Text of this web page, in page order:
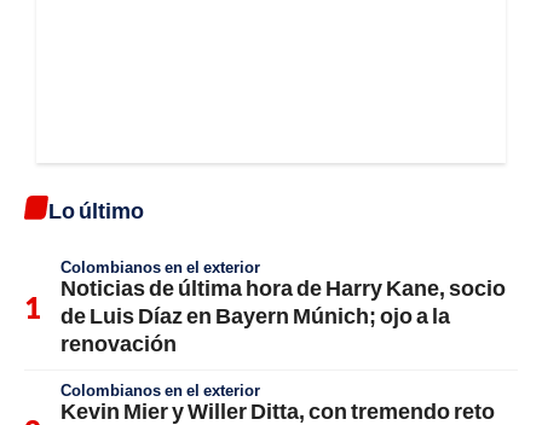
Lo último
Colombianos en el exterior
Noticias de última hora de Harry Kane, socio
de Luis Díaz en Bayern Múnich; ojo a la
renovación
Colombianos en el exterior
Kevin Mier y Willer Ditta, con tremendo reto